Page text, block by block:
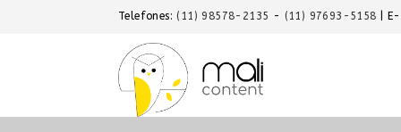
Telefones: (11) 98578-2135 - (11) 97693-5158 |